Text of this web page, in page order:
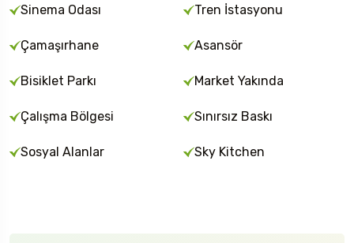
Sinema Odası
Çamaşırhane
Bisiklet Parkı
Çalışma Bölgesi
Sosyal Alanlar
Tren İstasyonu
Asansör
Market Yakında
Sınırsız Baskı
Sky Kitchen